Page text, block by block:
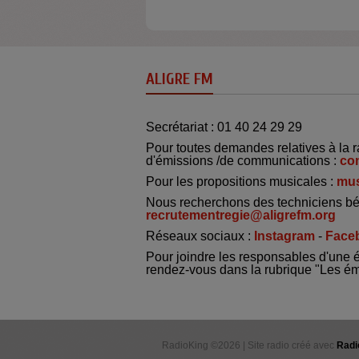
ALIGRE FM
Secrétariat : 01 40 24 29 29
Pour toutes demandes relatives à la
d'émissions /de communications :
Pour les propositions musicales :
Nous recherchons des techniciens
recrutementregie@aligrefm.org
Réseaux sociaux : Instagram -
Pour joindre les responsables d'une
rendez-vous dans la rubrique "Les
RadioKing ©2026 | Site radio créé avec